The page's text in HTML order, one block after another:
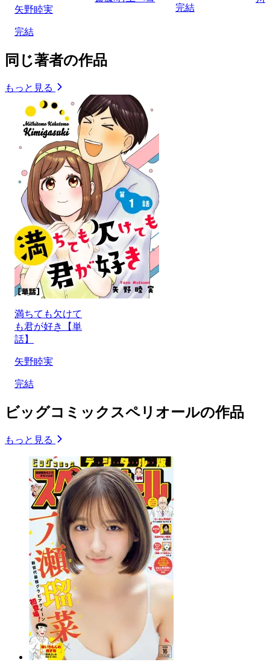
矢野睦実
完結
完結
同じ著者の作品
もっと見る
満ちても欠けて
も君が好き【単
話】
矢野睦実
完結
ビッグコミックスペリオールの作品
もっと見る